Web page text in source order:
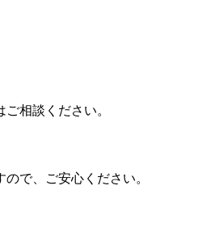
相談ください。
で、ご安心ください。